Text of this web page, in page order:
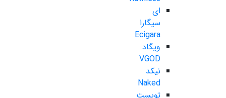
ای
سیگارا
Ecigara
ویگاد
VGOD
نیکد
Naked
تویست